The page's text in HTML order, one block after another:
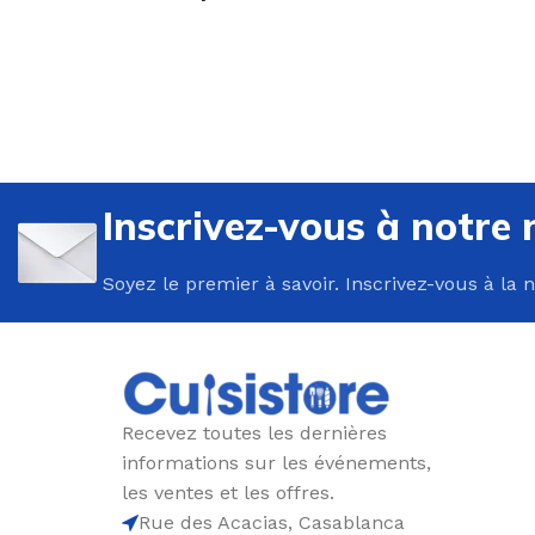
Inscrivez-vous à notre
Soyez le premier à savoir. Inscrivez-vous à la
Recevez toutes les dernières
informations sur les événements,
les ventes et les offres.
Rue des Acacias, Casablanca